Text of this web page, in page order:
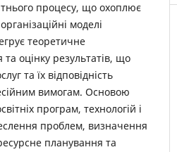
процесу, що охоплює
моделі
теоретичне
оцінку результатів, що
та їх відповідність
вимогам. Основою
програм, технологій і
проблем, визначення
планування та